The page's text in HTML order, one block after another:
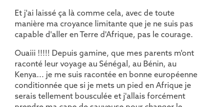
Et j'ai laissé ça là comme cela, avec de toute
manière ma croyance limitante que je ne suis pas
capable d'aller en Terre d'Afrique, pas le courage.
Ouaiii !!!!! Depuis gamine, que mes parents m'ont
raconté leur voyage au Sénégal, au Bénin, au
Kenya... je me suis racontée en bonne européenne
conditionnée que si je mets un pied en Afrique je
serais tellement bousculée et j'allais forcément